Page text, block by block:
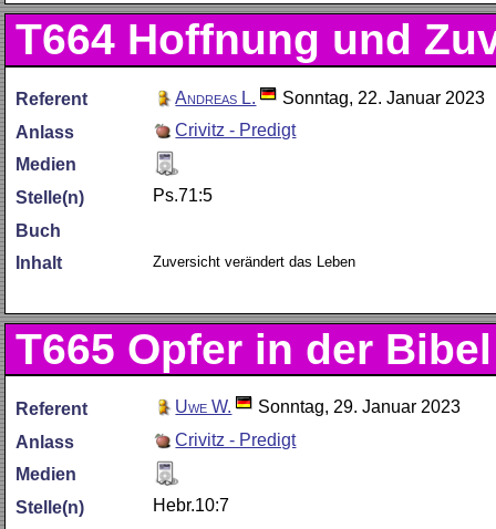
T664 Hoffnung und
Referent Andreas L.
Sonntag, 22. Januar 2023
Anlass
Crivitz - Predigt
Medien
Stelle(n)
Ps.71:5
Buch
Inhalt
Zuversicht verändert das Leben
T665 Opfer in der Bibel
Referent Uwe W.
Sonntag, 29. Januar 2023
Anlass
Crivitz - Predigt
Medien
Stelle(n)
Hebr.10:7